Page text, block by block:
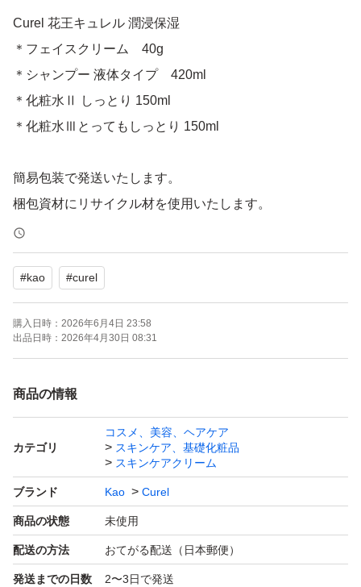
Curel 花王キュレル 潤浸保湿
＊フェイスクリーム 40g
＊シャンプー 液体タイプ 420ml
＊化粧水Ⅱ しっとり 150ml
＊化粧水Ⅲとってもしっとり 150ml
簡易包装で発送いたします。
梱包資材にリサイクル材を使用いたします。
パッケージに汚れ等ございます。
ご理解ご了承のほどよろしくお願いします。
まとめ売り
#kao #curel
購入日時： 2026年6月4日 23:58
出品日時： 2026年4月30日 08:31
商品の情報
カテゴリ
コスメ、美容、ヘアケア
スキンケア、基礎化粧品
スキンケアクリーム
ブランド Kao Curel
商品の状態 未使用
配送の方法 おてがる配送（日本郵便）
発送までの日数 2〜3日で発送